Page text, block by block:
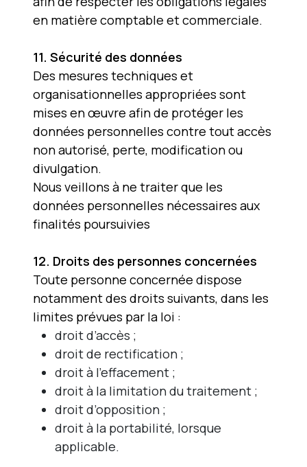
en matière comptable et commerciale.
11. Sécurité des données
Des mesures techniques et
organisationnelles appropriées sont
mises en œuvre afin de protéger les
données personnelles contre tout accès
non autorisé, perte, modification ou
divulgation.
Nous veillons à ne traiter que les
données personnelles nécessaires aux
finalités poursuivies
12. Droits des personnes concernées
Toute personne concernée dispose
notamment des droits suivants, dans les
limites prévues par la loi :
droit d’accès ;
droit de rectification ;
droit à l’effacement ;
droit à la limitation du traitement ;
droit d’opposition ;
droit à la portabilité, lorsque
applicable.